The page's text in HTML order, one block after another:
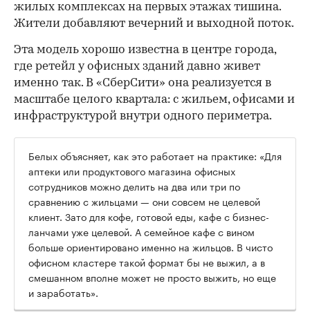
жилых комплексах на первых этажах тишина.
Жители добавляют вечерний и выходной поток.
Эта модель хорошо известна в центре города,
где ретейл у офисных зданий давно живет
именно так. В «СберСити» она реализуется в
масштабе целого квартала: с жильем, офисами и
инфраструктурой внутри одного периметра.
Белых объясняет, как это работает на практике: «Для
аптеки или продуктового магазина офисных
сотрудников можно делить на два или три по
сравнению с жильцами — они совсем не целевой
клиент. Зато для кофе, готовой еды, кафе с бизнес-
ланчами уже целевой. А семейное кафе с вином
больше ориентировано именно на жильцов. В чисто
офисном кластере такой формат бы не выжил, а в
смешанном вполне может не просто выжить, но еще
и заработать».